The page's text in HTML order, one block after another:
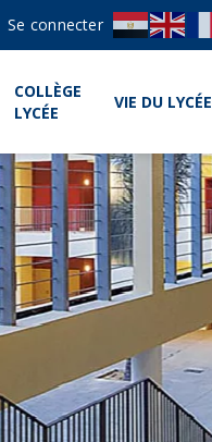
Se connecter
COLLÈGE
LYCÉE
VIE DU LYCÉE